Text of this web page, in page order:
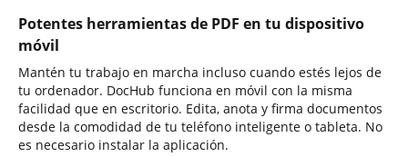
Potentes herramientas de PDF en tu dispositivo
móvil
Mantén tu trabajo en marcha incluso cuando estés lejos de
tu ordenador. DocHub funciona en móvil con la misma
facilidad que en escritorio. Edita, anota y firma documentos
desde la comodidad de tu teléfono inteligente o tableta. No
es necesario instalar la aplicación.